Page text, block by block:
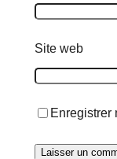
Site web
Enregistrer